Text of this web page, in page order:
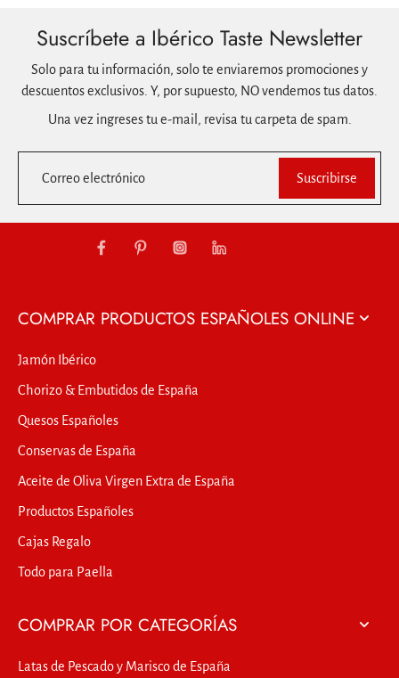
Suscríbete a Ibérico Taste Newsletter
Solo para tu información, solo te enviaremos promociones y
descuentos exclusivos. Y, por supuesto, NO vendemos tus datos.
Una vez ingreses tu e-mail, revisa tu carpeta de spam.
Correo electrónico Suscribirse
COMPRAR PRODUCTOS ESPAÑOLES ONLINE
Jamón Ibérico
Chorizo & Embutidos de España
Quesos Españoles
Conservas de España
Aceite de Oliva Virgen Extra de España
Productos Españoles
Cajas Regalo
Todo para Paella
COMPRAR POR CATEGORÍAS
Latas de Pescado y Marisco de España